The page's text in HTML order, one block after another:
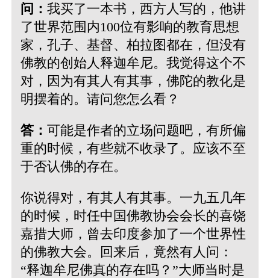
问： 我买了一本书，西方人写的，他讲
了世界范围内100位有影响的教育思想
家，孔子、基督、柏拉图都在，但没有
佛教的创始人释迦牟尼。我觉得这个不
对，因为有其人有其事，佛陀的教化是
明摆着的。请问您怎么看？
答： 可能是作者的立场问题吧，有所偏
重的时候，有些就不收录了。应该不至
于否认佛的存在。
你说得对，有其人有其事。一九五几年
的时候，时任中国佛教协会会长的喜饶
嘉措大师，曾去印度参加了一个世界性
的佛教大会。回来后，竟然有人问：
“释迦牟尼佛真的存在吗？”大师当时是